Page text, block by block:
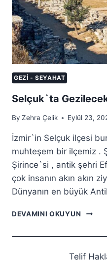
GEZI - SEYAHAT
Selçuk`ta
By Zehra Çelik Eylül 23,
İzmir`in Selçuk ilçesi
muhteşem bir ilçemiz .
Şirince`si , antik şehri
çok insanın akın akın
Dünyanın en büyük
DEVAMINI OKUYUN
Telif